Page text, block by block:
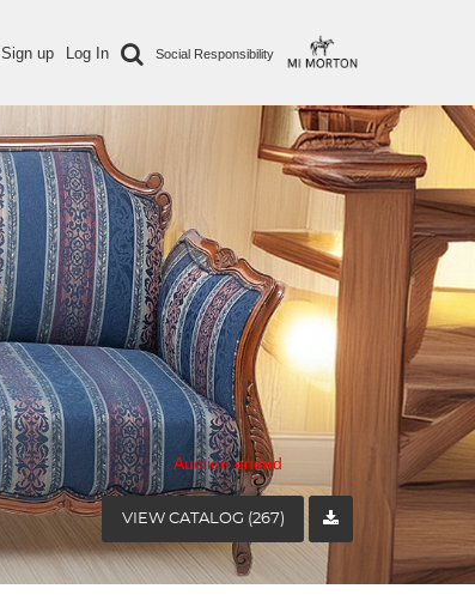
Sign up Log In Social Responsibility
Auction ended
VIEW CATALOG (267)